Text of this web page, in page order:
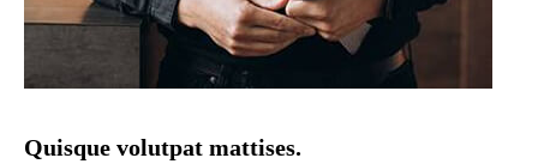
Quisque volutpat mattises.